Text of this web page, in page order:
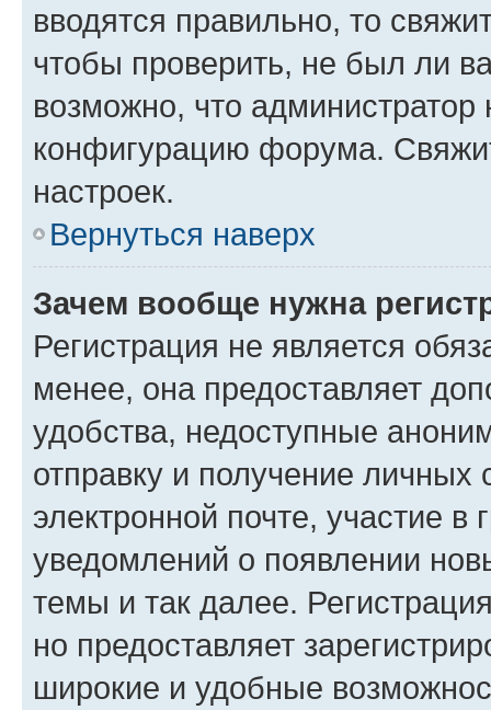
вводятся правильно, то
чтобы проверить, не был ли
возможно, что администратор
конфигурацию форума.
настроек.
Вернуться наверх
Зачем вообще нужна
Регистрация не является
менее, она предоставляет
удобства, недоступные
отправку и получение
электронной почте, участие в
уведомлений о появлении
темы и так далее.
но предоставляет
широкие и удобные